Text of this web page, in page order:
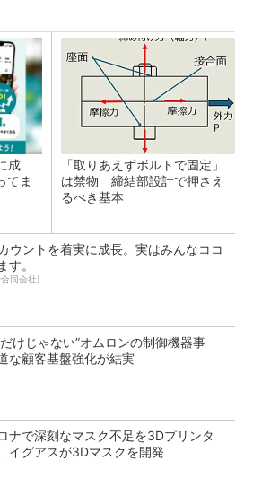
成
てま
「取りあえずボルトで固定」
は禁物 締結部設計で押さえ
るべき基本
ウントを着実に成長。実はみんなココ
す。
同会社)
けじゃない”オムロンの制御機器事
な顧客基盤強化が結実
ナで深刻なマスク不足を3Dプリンタ
イグアスが3Dマスクを開発